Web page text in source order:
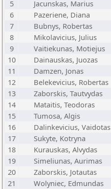
5
Jacunskas, Marius
6
Pazeriene, Diana
7
Bubnys, Robertas
8
Mikolavicius, Julius
9
Vaitiekunas, Motiejus
10
Dainauskas, Juozas
11
Damzen, Jonas
12
Belekevicius, Robertas
13
Zaborskis, Tautvydas
14
Mataitis, Teodoras
15
Tumosa, Algis
16
Dalinkevicius, Vaidotas
17
Sukyte, Kotryna
18
Kurauskas, Alvydas
19
Simeliunas, Aurimas
20
Zaborskis, Jotautas
21
Wolyniec, Edmundas